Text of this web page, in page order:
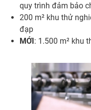
quy trình đảm bảo
200 m² khu thử
đạp
MỚI: 1.500 m² khu